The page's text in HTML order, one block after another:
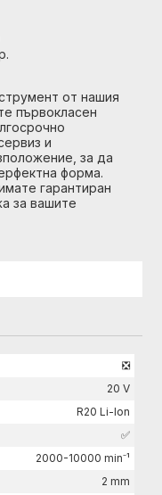
от нашия
първокласен
и
за да
форма.
гарантиран
за вашите
❎
20 V
R20 Li-Ion
✅
2000-10000 min⁻¹
2 mm